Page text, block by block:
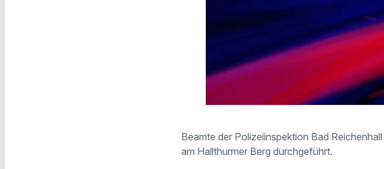
Beamte der Polizeiinspektion Bad Reichenhall
am Hallthurmer Berg durchgeführt.